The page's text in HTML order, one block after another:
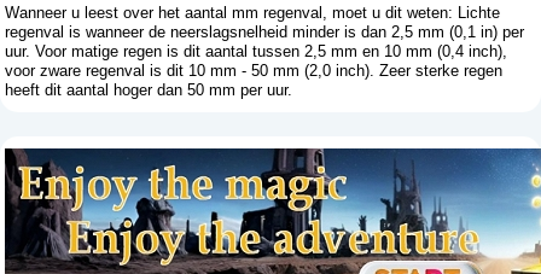
Wanneer u leest over het aantal mm regenval, moet u dit weten: Lichte
regenval is wanneer de neerslagsnelheid minder is dan 2,5 mm (0,1 in) per
uur. Voor matige regen is dit aantal tussen 2,5 mm en 10 mm (0,4 inch),
voor zware regenval is dit 10 mm - 50 mm (2,0 inch). Zeer sterke regen
heeft dit aantal hoger dan 50 mm per uur.